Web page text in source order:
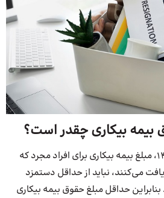
بر اساس مصوبات سال 1405، مبلغ بیمه بیکاری برای افراد مجرد که
می‌کنند، نباید از حداقل دستمزد
بنابراین حداقل مبلغ حقوق بیمه بیکاری